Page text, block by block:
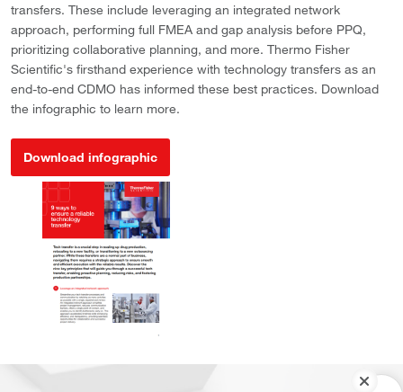
transfers. These include leveraging an integrated network
approach, performing full FMEA and gap analysis before PPQ,
prioritizing collaborative planning, and more. Thermo Fisher
Scientific's firsthand experience with technology transfers as an
end-to-end CDMO has informed these best practices. Download
the infographic to learn more.
Download infographic